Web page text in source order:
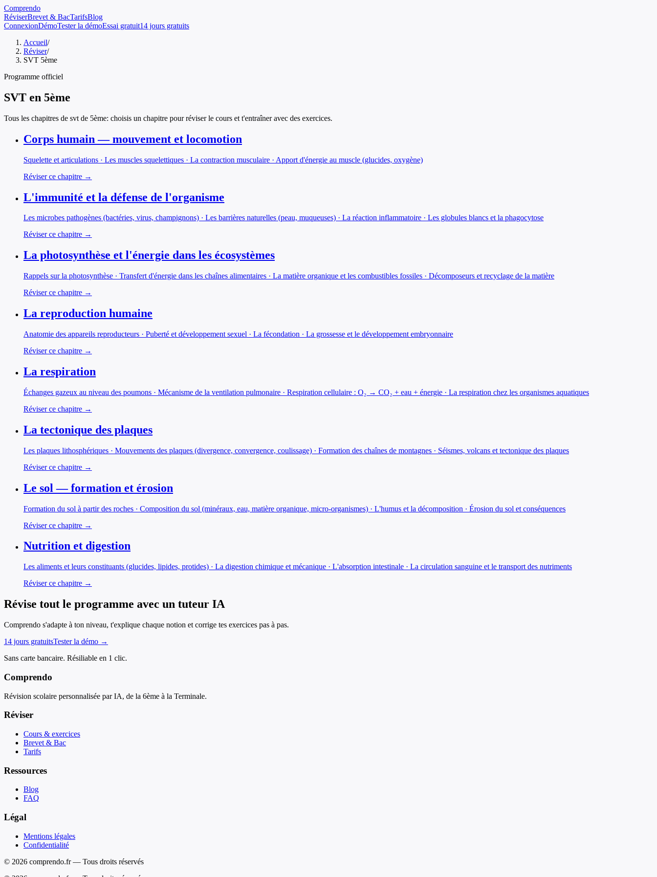
Comprendo
RéviserBrevet & BacTarifsBlog
ConnexionDémoTester la démoEssai gratuit14 jours gratuits
Accueil/
Réviser/
SVT 5ème
Programme officiel
SVT en 5ème
Tous les chapitres de svt de 5ème: choisis un chapitre pour réviser le cours et t'entraîner avec des exercices.
Corps humain — mouvement et locomotion
Squelette et articulations · Les muscles squelettiques · La contraction musculaire · Apport d'énergie au muscle (glucides, oxygène)
Réviser ce chapitre →
L'immunité et la défense de l'organisme
Les microbes pathogènes (bactéries, virus, champignons) · Les barrières naturelles (peau, muqueuses) · La réaction inflammatoire · Les globules blancs et la phagocytose
Réviser ce chapitre →
La photosynthèse et l'énergie dans les écosystèmes
Rappels sur la photosynthèse · Transfert d'énergie dans les chaînes alimentaires · La matière organique et les combustibles fossiles · Décomposeurs et recyclage de la matière
Réviser ce chapitre →
La reproduction humaine
Anatomie des appareils reproducteurs · Puberté et développement sexuel · La fécondation · La grossesse et le développement embryonnaire
Réviser ce chapitre →
La respiration
Échanges gazeux au niveau des poumons · Mécanisme de la ventilation pulmonaire · Respiration cellulaire : O₂ → CO₂ + eau + énergie · La respiration chez les organismes aquatiques
Réviser ce chapitre →
La tectonique des plaques
Les plaques lithosphériques · Mouvements des plaques (divergence, convergence, coulissage) · Formation des chaînes de montagnes · Séismes, volcans et tectonique des plaques
Réviser ce chapitre →
Le sol — formation et érosion
Formation du sol à partir des roches · Composition du sol (minéraux, eau, matière organique, micro-organismes) · L'humus et la décomposition · Érosion du sol et conséquences
Réviser ce chapitre →
Nutrition et digestion
Les aliments et leurs constituants (glucides, lipides, protides) · La digestion chimique et mécanique · L'absorption intestinale · La circulation sanguine et le transport des nutriments
Réviser ce chapitre →
Révise tout le programme avec un tuteur IA
Comprendo s'adapte à ton niveau, t'explique chaque notion et corrige tes exercices pas à pas.
14 jours gratuitsTester la démo →
Sans carte bancaire. Résiliable en 1 clic.
Comprendo
Révision scolaire personnalisée par IA, de la 6ème à la Terminale.
Réviser
Cours & exercices
Brevet & Bac
Tarifs
Ressources
Blog
FAQ
Légal
Mentions légales
Confidentialité
© 2026 comprendo.fr — Tous droits réservés